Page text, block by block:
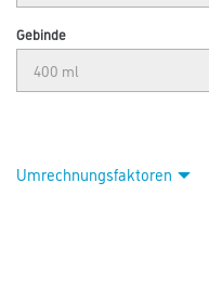
Gebinde
Umrechnungsfaktoren